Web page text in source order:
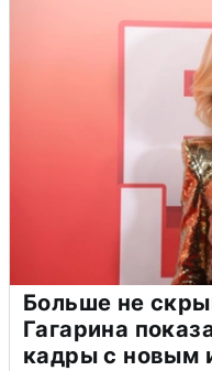
Больше не
Гагарина
кадры с новым